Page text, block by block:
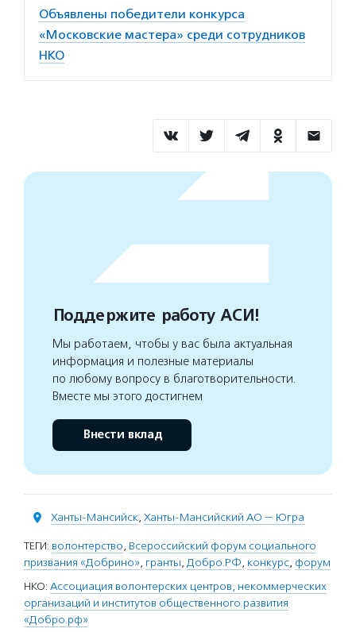
Объявлены победители конкурса
«Московские мастера» среди сотрудников
НКО
Поддержите работу АСИ!
Мы работаем, чтобы у вас была актуальная
информация и полезные материалы
по любому вопросу в благотворительности.
Вместе мы этого достигнем
Внести вклад
Ханты-Мансийск, Ханты-Мансийский АО — Югра
ТЕГИ: волонтерство, Всероссийский форум социального
призвания «Добрино», гранты, Добро.РФ, конкурс, форум
НКО: Ассоциация волонтерских центров, некоммерческих
организаций и институтов общественного развития
«Добро.рф»